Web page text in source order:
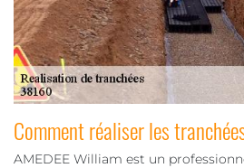
Comment réaliser les
AMEDEE William est un